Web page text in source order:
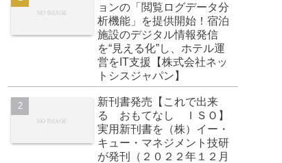
ョンの「閲覧ログデータ分
析機能」を提供開始！宿泊
施設のデジタル情報発信
を“見える化”し、ホテル運
営をIT支援【株式会社ネッ
トシスジャパン】
新刊書発売【これで出来
る おもてなし ＩＳＯ】
実用新刊書を（株）イー・
キュー・マネジメント技研
が発刊（２０２２年１２月